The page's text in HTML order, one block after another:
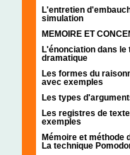
L'entretien
simulation
MEMOIRE ET
L'énonciation dans le
dramatique
Les formes du
avec exemples
Les types
Les registres de
exemples
Mémoire et méthode
La technique